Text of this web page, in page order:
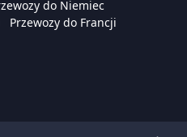
do Niemiec
Przewozy do Francji